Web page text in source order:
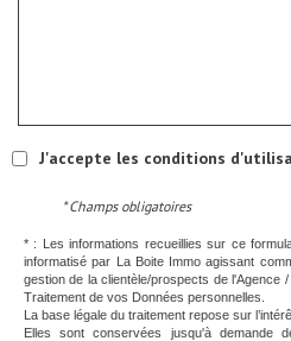
J'accepte les conditions
* Champs obligatoires
* : Les informations recueillies sur ce
informatisé par La Boite Immo agissant
gestion de la clientèle/prospects de l'Agence
Traitement de vos Données personnelles.
La base légale du traitement repose sur
Elles sont conservées jusqu'à demande